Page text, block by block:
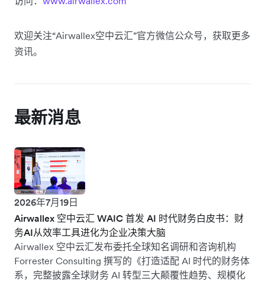
欢迎关注“Airwallex空中云汇”官方微信公众号，获取更多
资讯。
最新消息
2026年7月19日
Airwallex 空中云汇 WAIC 首发 AI 时代财务白皮书：财
务AI从效率工具进化为企业决策大脑
Airwallex 空中云汇发布委托全球知名调研和咨询机构
Forrester Consulting 撰写的《打造适配 AI 时代的财务体
系，完整披露全球财务 AI 转型三大颠覆性趋势、规模化